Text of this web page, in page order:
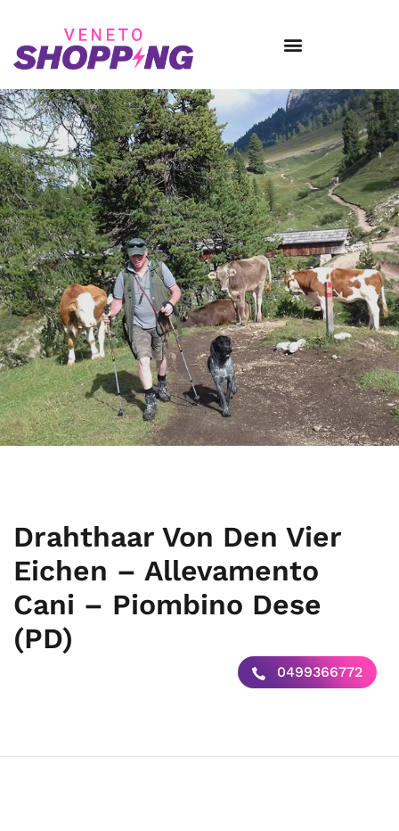
Drahthaar Von Den Vier
Eichen – Allevamento
Cani – Piombino Dese
(PD)
0499366772